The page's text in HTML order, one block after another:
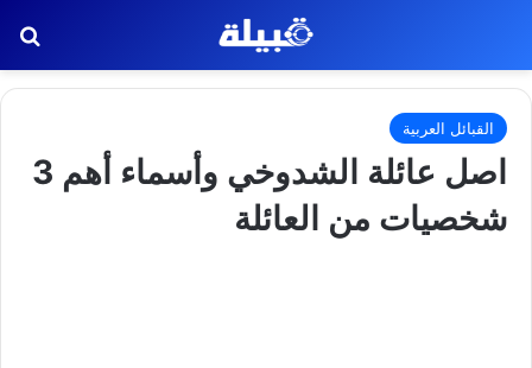
القبائل العربية
اصل عائلة الشدوخي وأسماء أهم 3
شخصيات من العائلة